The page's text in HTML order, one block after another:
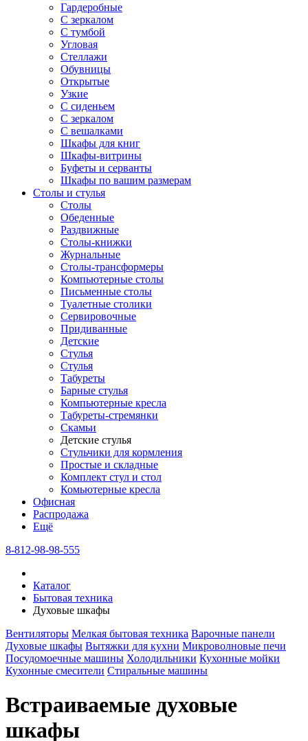
Гардеробные
С зеркалом
С тумбой
Угловая
Стеллажи
Обувницы
Открытые
Узкие
С сиденьем
С зеркалом
С вешалками
Шкафы для книг
Шкафы-витрины
Буфеты и серванты
Шкафы по вашим размерам
Столы и стулья
Столы
Обеденные
Раздвижные
Столы-книжки
Журнальные
Столы-трансформеры
Компьютерные столы
Письменные столы
Туалетные столики
Сервировочные
Придиванные
Детские
Стулья
Стулья
Табуреты
Барные стулья
Компьютерные кресла
Табуреты-стремянки
Скамьи
Детские стулья
Стульчики для кормления
Простые и складные
Комплект стул и стол
Комьютерные кресла
Офисная
Распродажа
Eщё
8-812-98-98-555
Каталог
Бытовая техника
Духовые шкафы
Вентиляторы Мелкая бытовая техника Варочные панели
Духовые шкафы Вытяжки для кухни Микроволновые печи
Посудомоечные машины Холодильники Кухонные мойки
Кухонные смесители Стиральные машины
Встраиваемые духовые
шкафы